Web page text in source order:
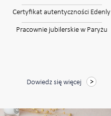
Certyfikat autentyczności Edenly
Pracownie jubilerskie w Paryżu
Dowiedz się więcej